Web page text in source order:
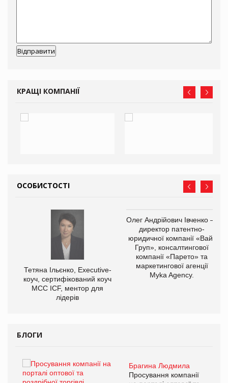
КРАЩІ КОМПАНІЇ
ОСОБИСТОСТІ
Тетяна Ільєнко, Executive-
коуч, сертифікований коуч
МСС ICF, ментор для
лідерів
Олег Андрійович Івченко —
директор патентно-
юридичної компанії «Вайз
Груп», консалтингової
компанії «Парето» та
маркетингової агенції
Myka Agency.
БЛОГИ
Брагина Людмила
Просування компанії